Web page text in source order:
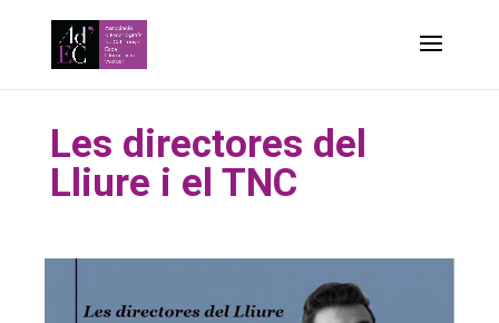
Les directores del
Lliure i el TNC